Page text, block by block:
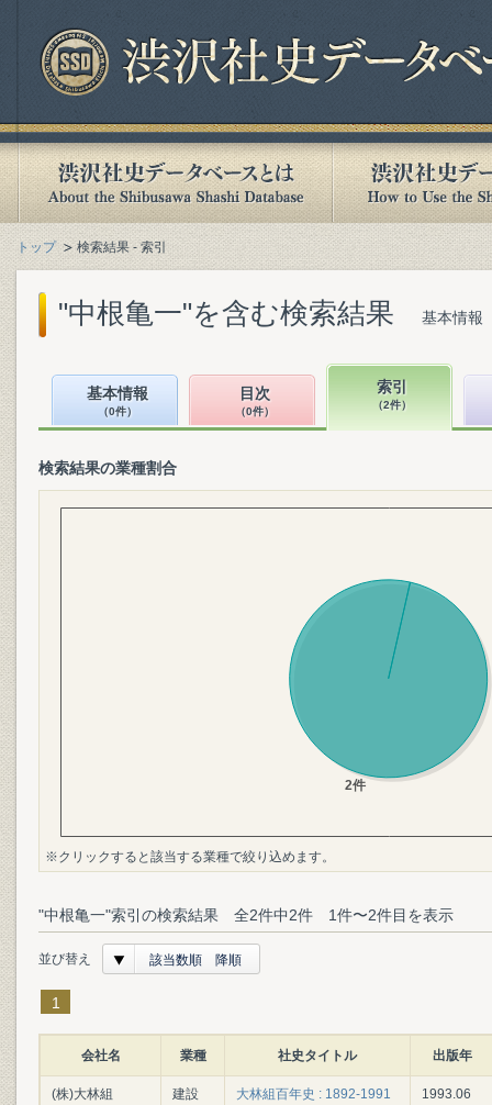
トップ 検索結果 - 索引
"中根亀一"を含む検索結果 基本情報
基本情報
（0件）
目次
（0件）
索引
（2件）
検索結果の業種割合
※クリックすると該当する業種で絞り込めます。
"中根亀一"索引の検索結果 全2件中2件 1件〜2件目を表示
並び替え 該当数順 降順
1
会社名 業種 社史タイトル 出版年
(株)大林組 建設 大林組百年史 : 1892-1991 1993.06